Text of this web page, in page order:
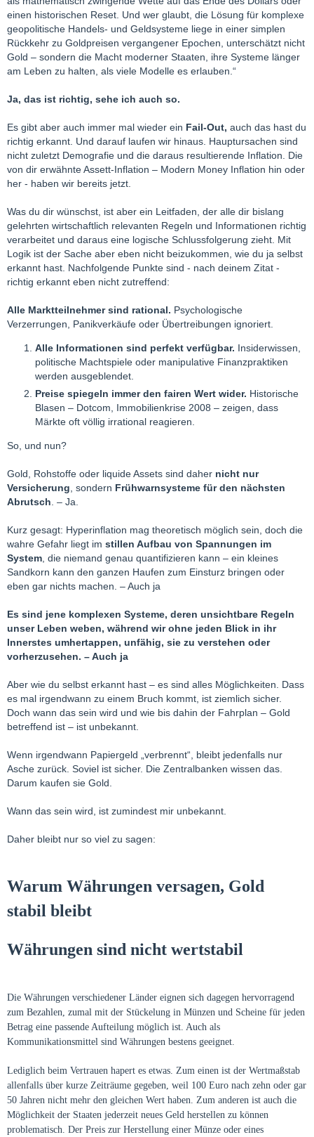
Umsatzsteueridentifikationsnummer: DE 194 442 137
Könnte eine Gelegenheit sein. Da es ein Angebot ist, stelle ich
es hier ein.
[Blockierte Grafik: https://s-
install.avcdn.net/ipm/preview/icons/icon-
envelope-tick-green-avg-v1.png]
Virenfrei. www.avg.com
einen historischen Reset. Und wer glaubt, die Lösung für komplexe
geopolitische Handels‑ und Geldsysteme liege in einer simplen
Rückkehr zu Goldpreisen vergangener Epochen, unterschätzt nicht
Gold – sondern die Macht moderner Staaten, ihre Systeme länger
am Leben zu halten, als viele Modelle es erlauben.“
Ja, das ist richtig, sehe ich auch so.
Es gibt aber auch immer mal wieder ein Fail-Out, auch das hast du
richtig erkannt. Und darauf laufen wir hinaus. Hauptursachen sind
nicht zuletzt Demografie und die daraus resultierende Inflation. Die
von dir erwähnte Assett-Inflation – Modern Money Inflation hin oder
her - haben wir bereits jetzt.
Was du dir wünschst, ist aber ein Leitfaden, der alle dir bislang
gelehrten wirtschaftlich relevanten Regeln und Informationen richtig
verarbeitet und daraus eine logische Schlussfolgerung zieht. Mit
Logik ist der Sache aber eben nicht beizukommen, wie du ja selbst
erkannt hast. Nachfolgende Punkte sind - nach deinem Zitat -
richtig erkannt eben nicht zutreffend:
Alle Marktteilnehmer sind rational. Psychologische
Verzerrungen, Panikverkäufe oder Übertreibungen ignoriert.
Alle Informationen sind perfekt verfügbar. Insiderwissen,
politische Machtspiele oder manipulative Finanzpraktiken
werden ausgeblendet.
Preise spiegeln immer den fairen Wert wider. Historische
Blasen – Dotcom, Immobilienkrise 2008 – zeigen, dass
Märkte oft völlig irrational reagieren.
So, und nun?
Gold, Rohstoffe oder liquide Assets sind daher nicht nur
Versicherung , sondern Frühwarnsysteme für den nächsten
Abrutsch . – Ja.
Kurz gesagt: Hyperinflation mag theoretisch möglich sein, doch die
wahre Gefahr liegt im stillen Aufbau von Spannungen im
System , die niemand genau quantifizieren kann – ein kleines
Sandkorn kann den ganzen Haufen zum Einsturz bringen oder
eben gar nichts machen. – Auch ja
Es sind jene komplexen Systeme, deren unsichtbare Regeln
unser Leben weben, während wir ohne jeden Blick in ihr
Innerstes umhertappen, unfähig, sie zu verstehen oder
vorherzusehen. – Auch ja
Aber wie du selbst erkannt hast – es sind alles Möglichkeiten. Dass
es mal irgendwann zu einem Bruch kommt, ist ziemlich sicher.
Doch wann das sein wird und wie bis dahin der Fahrplan – Gold
betreffend ist – ist unbekannt.
Wenn irgendwann Papiergeld „verbrennt“, bleibt jedenfalls nur
Asche zurück. Soviel ist sicher. Die Zentralbanken wissen das.
Darum kaufen sie Gold.
Wann das sein wird, ist zumindest mir unbekannt.
Daher bleibt nur so viel zu sagen:
Warum Währungen versagen, Gold
stabil bleibt
Währungen sind nicht wertstabil
Die Währungen verschiedener Länder eignen sich dagegen hervorragend
zum Bezahlen, zumal mit der Stückelung in Münzen und Scheine für jeden
Betrag eine passende Aufteilung möglich ist. Auch als
Kommunikationsmittel sind Währungen bestens geeignet.
Lediglich beim Vertrauen hapert es etwas. Zum einen ist der Wertmaßstab
allenfalls über kurze Zeiträume gegeben, weil 100 Euro nach zehn oder gar
50 Jahren nicht mehr den gleichen Wert haben. Zum anderen ist auch die
Möglichkeit der Staaten jederzeit neues Geld herstellen zu können
problematisch. Der Preis zur Herstellung einer Münze oder eines